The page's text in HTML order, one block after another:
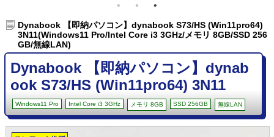
Dynabook 【即納パソコン】dynabook S73/HS (Win11pro64)
3N11(Windows11 Pro/Intel Core i3 3GHz/メモリ 8GB/SSD 256
GB/無線LAN)
Dynabook 【即納パソコン】dynab
ook S73/HS (Win11pro64) 3N11
Windows11 Pro Intel Core i3 3GHz メモリ 8GB SSD 256GB 無線LAN